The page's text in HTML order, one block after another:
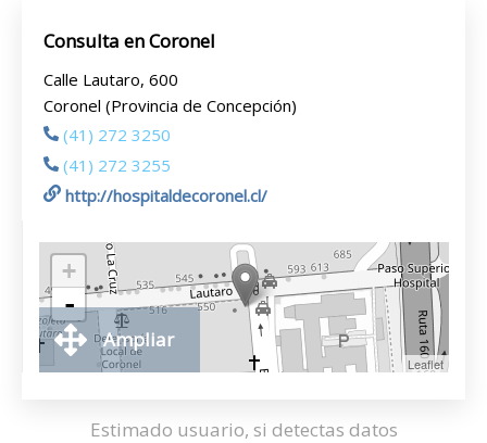
Consulta en Coronel
Calle Lautaro, 600
Coronel (Provincia de Concepción)
(41) 272 3250
(41) 272 3255
http://hospitaldecoronel.cl/
+
-
Leaflet
Ampliar
Estimado usuario, si detectas datos